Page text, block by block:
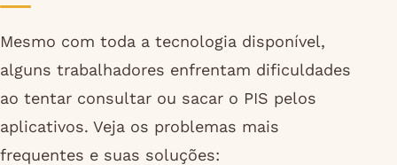
Mesmo com toda a tecnologia disponível,
alguns trabalhadores enfrentam dificuldades
ao tentar consultar ou sacar o PIS pelos
aplicativos. Veja os problemas mais
frequentes e suas soluções: